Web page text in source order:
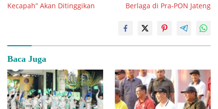
Kecapah” Akan Ditinggikan
Berlaga di Pra-PON Jateng
Baca Juga